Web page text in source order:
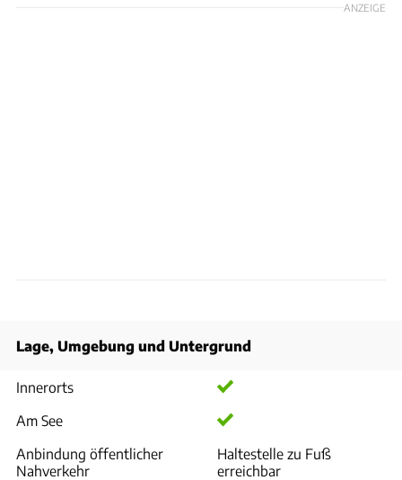
ANZEIGE
Lage, Umgebung und Untergrund
Innerorts
Am See
Anbindung öffentlicher
Nahverkehr
Haltestelle zu Fuß
erreichbar